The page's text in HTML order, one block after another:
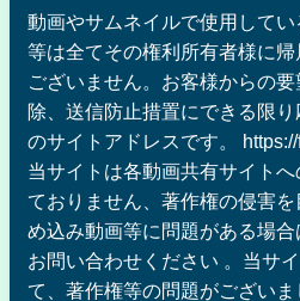
動画やサムネイルで使用して
等は全てその権利所有者様に
ございません。お客様からの
除、送信防止措置にできる限
のサイトアドレスです。
当サイトは各動画共有サイト
ておりません、著作権の侵害
め込み動画等に問題がある場
お問い合わせください 。当サ
て、著作権等の問題がござい